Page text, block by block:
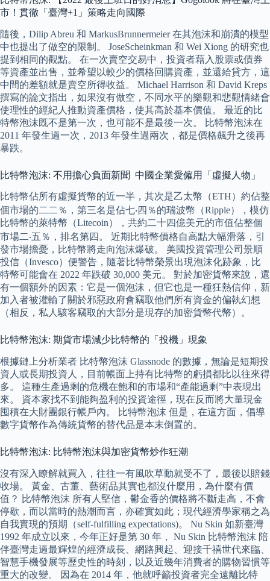
市！貫徹「臺灣+1」策略走向國際
隨後，Dilip Abreu 和 MarkusBrunnermeier 在其泡沫和崩潰的模型
中也提出了做空的限制。 JoseScheinkman 和 Wei Xiong 的研究也
提到相同的觀點。 在一次賣空交易中，投資者藉入股票或債券
等資產並出售，並希望以較少的價格回購資產，並還給貸方，這
中間的差額就是賣空所得收益。 Michael Harrison 和 David Kreps
撰寫的論文指出，如果沒有做空，不同水平的樂觀和悲觀情緒會
使理性的經紀人推動資產價格，使其高於基本價值。 最近的比
特幣泡沫既不是第一次，也可能不是最後一次。 比特幣泡沫在
2011 年發生過一次，2013 年發生過兩次，都是價格飆升之後再
暴跌。
比特幣泡沫: 不用擔心負面新聞 中國企業愛僱用「虛擬人物」
比特幣佔所有虛擬貨幣的近一半，其次是乙太幣（ETH）約佔整
個市場的二二％，第三名是佔七‧四％的瑞波幣（Ripple），模仿
比特幣的萊特幣（Litecoin），共約二十四億美元的市值佔整個
市場二‧五％，排名第四。 近期比特幣價格自高點大幅滑落，引
發市場擔憂，比特幣將走向泡沫爆破。 美國投資管理公司景順
投信（Invesco）便警告，隨著比特幣榮景出現泡沫化跡象，比
特幣可能會在 2022 年跌破 30,000 美元。 對於加密貨幣來說，還
有一個額外的因素：它是一個泡沫，但它也是一種狂熱信仰，新
加入者被灌輸了關於邪惡政府會竊取他們所有資金的偏執幻想
（相反，私人駭客竊取的大部分是現存的加密貨幣代幣）。
比特幣泡沫: 期貨市場減少比特幣的「投機」現象
根據鏈上分析業者 比特幣泡沫 Glassnode 的數據，無論是短期投
資人或長期投資人，目前帳面上持有比特幣的虧損都比以往來得
多。 這種生產過剩的危機在飽和的市場和“產能過剩”中表現出
來。 資本家找不到能夠盈利的投資途徑，現在反而將大量現金
囤積在大財團銀行帳戶內。 比特幣泡沫 但是，在這方面，倡導
數字貨幣作為傳統貨幣的替代品是本末倒置的。
比特幣泡沫: 比特幣泡沫與加密貨幣炒作狂潮
沒有深入瞭解就買入，往往一有風吹草動就受不了，最後以賠錢
收場。 黃金、古董、藝術品其實也都沒什麼用，為什麼有價
值？ 比特幣泡沫 所有人堅信，鬱金香的價格將不斷走高，不會
停歇，而以當時的熱潮而言，亦確實如此；現代經濟學家稱之為
自我實現的預期（self-fulfilling expectations)。 Nu Skin 如新臺灣
1992 年成立以來，今年正好是第 30 年， Nu Skin 比特幣泡沫 陪
伴臺灣走過最輝煌的經濟成長、網路興起、迎接千禧世代來臨、
智慧手機發展等歷史性的時刻，以及近幾年消費者的購物習慣等
重大的改變。 因為在 2014 年，他就呼籲投資者完全遠離比特